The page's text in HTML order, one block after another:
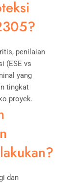
penilaian
(ESE vs
yang
tingkat
proyek.
dan